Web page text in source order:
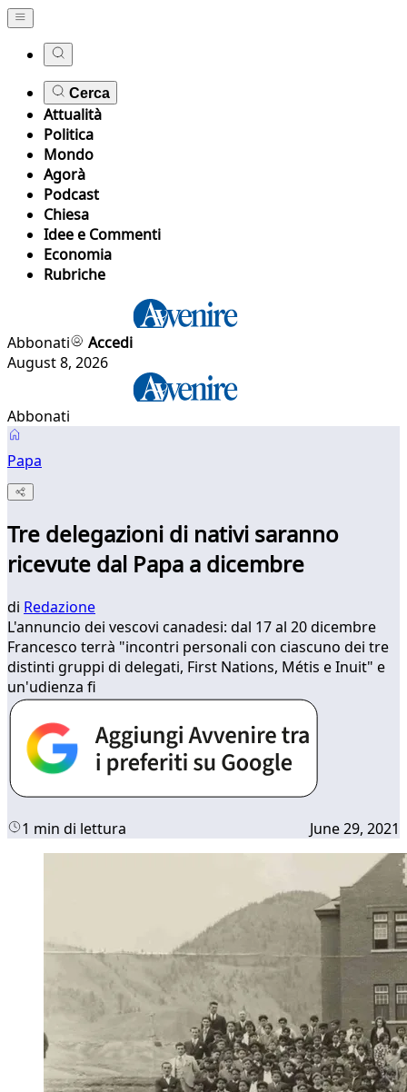
Cerca
Attualità
Politica
Mondo
Agorà
Podcast
Chiesa
Idee e Commenti
Economia
Rubriche
Abbonati
Accedi
August 8, 2026
Abbonati
Papa
Tre delegazioni di nativi saranno
ricevute dal Papa a dicembre
di Redazione
L'annuncio dei vescovi canadesi: dal 17 al 20 dicembre
Francesco terrà "incontri personali con ciascuno dei tre
distinti gruppi di delegati, First Nations, Métis e Inuit" e
un'udienza fi
1 min di lettura June 29, 2021